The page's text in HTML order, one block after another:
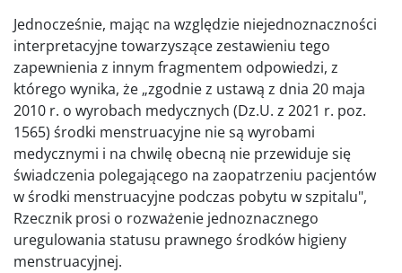
Jednocześnie, mając na względzie niejednoznaczności
interpretacyjne towarzyszące zestawieniu tego
zapewnienia z innym fragmentem odpowiedzi, z
którego wynika, że „zgodnie z ustawą z dnia 20 maja
2010 r. o wyrobach medycznych (Dz.U. z 2021 r. poz.
1565) środki menstruacyjne nie są wyrobami
medycznymi i na chwilę obecną nie przewiduje się
świadczenia polegającego na zaopatrzeniu pacjentów
w środki menstruacyjne podczas pobytu w szpitalu",
Rzecznik prosi o rozważenie jednoznacznego
uregulowania statusu prawnego środków higieny
menstruacyjnej.